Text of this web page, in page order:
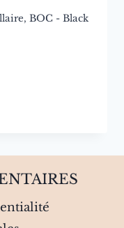
, BOC - Black